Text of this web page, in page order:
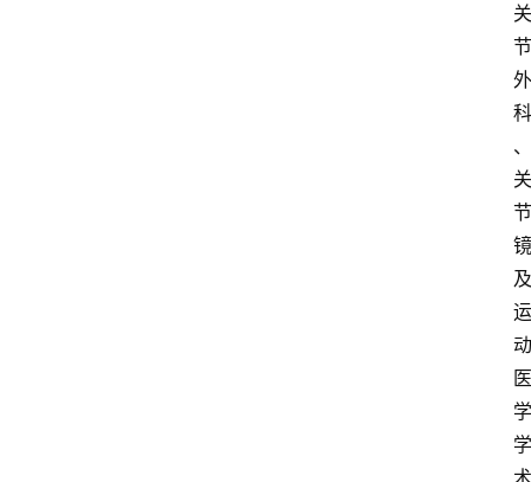
关
节
外
科
、
关
节
镜
及
运
动
医
学
学
术